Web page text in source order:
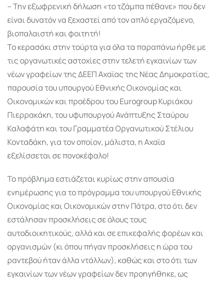
– Την εξωφρενική δήλωση «το τζάμπα πέθανε» που δεν
είναι δυνατόν να ξεχαστεί από τον απλό εργαζόμενο,
βιοπαλαιστή και φοιτητή!
Το κερασάκι στην τούρτα για όλα τα παραπάνω ήρθε με
τις οργανωτικές αστοχίες στην τελετή εγκαινίων των
νέων γραφείων της ΔΕΕΠ Αχαϊας της Νέας Δημοκρατίας,
παρουσία του υπουργού Εθνικής Οικονομίας και
Οικονομικών και προέδρου του Eurogroup Κυριάκου
Πιερρακάκη, του υφυπουργού Ανάπτυξης Σταύρου
Καλαφάτη και του Γραμματέα Οργανωτικού Στέλιου
Κονταδάκη, για τον οποίον, μάλιστα, η Αχαϊα
εξελίσσεται σε πονοκέφαλο!
Το πρόβλημα εστιάζεται κυρίως στην απουσία
ενημέρωσης για το πρόγραμμα του υπουργού Εθνικής
Οικονομίας και Οικονομικών στην Πάτρα, στο ότι δεν
εστάλησαν προσκλήσεις σε όλους τους
αυτοδιοικητικούς, αλλά και σε επικεφαλής φορέων και
οργανισμών (κι όπου πήγαν προσκλήσεις η ώρα του
ραντεβού ήταν άλλα ντάλλων), καθώς και στο ότι των
εγκαινίων των νέων γραφείων δεν προηγήθηκε, ως